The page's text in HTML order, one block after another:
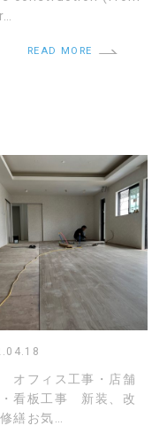
READ MORE
オフィス工事・店舗
看板工事 新装、改
繕お気…